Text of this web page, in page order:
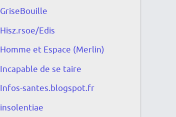
GriseBouille
Hisz.rsoe/Edis
Homme et Espace (Merlin)
Incapable de se taire
Infos-santes.blogspot.fr
insolentiae